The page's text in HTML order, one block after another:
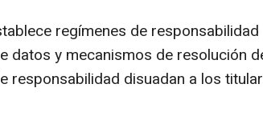
regímenes de
datos y mecanismos de resolución
responsabilidad disuadan a los